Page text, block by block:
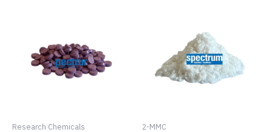
Research Chemicals 2-MMC